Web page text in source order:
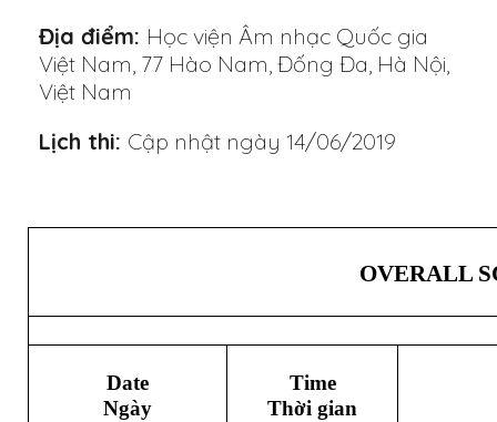
Địa điểm: Học viện Âm nhạc Quốc gia
Việt Nam, 77 Hào Nam, Đống Đa, Hà Nội,
Việt Nam
Lịch thi: Cập nhật ngày 14/06/2019
OVERALL
Date
Ngày
Time
Thời gian